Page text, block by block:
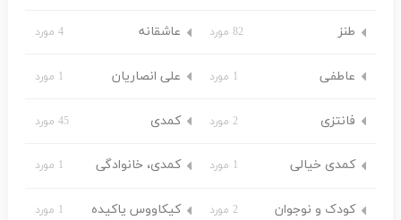
طنز 82 مورد عاشقانه 4 مورد
عاطفی 1 مورد علی انصاریان 1 مورد
فانتزی 2 مورد کمدی 45 مورد
کمدی خیالی 1 مورد کمدی، خانوادگی 1 مورد
کودک و نوجوان 2 مورد کیکاووس یاکیده 1 مورد